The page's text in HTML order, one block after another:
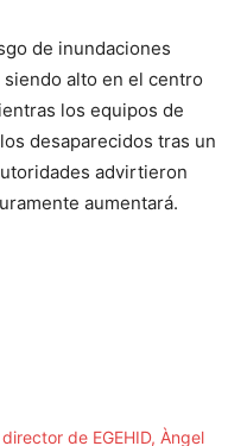
de inundaciones
alto en el centro
los equipos de
desaparecidos tras un
advirtieron
aumentará.
de EGEHID, Àngel